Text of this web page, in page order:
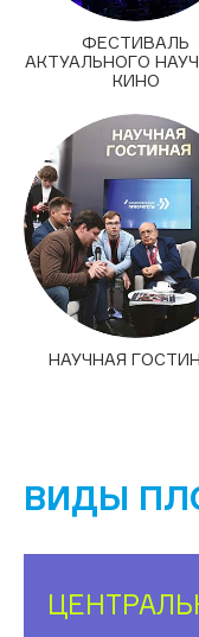
ФЕСТИВАЛЬ
АКТУАЛЬНОГО
КИНО
НАУЧНАЯ
ВИДЫ